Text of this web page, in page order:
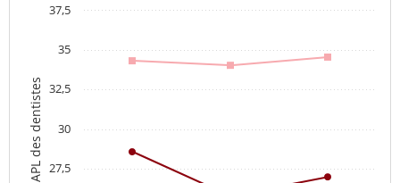
APL des dentistes 27,5
30
32,5
35
37,5